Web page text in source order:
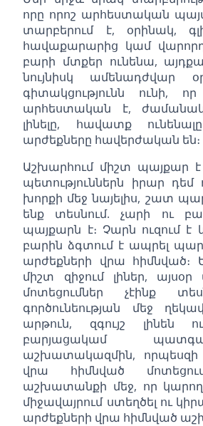
որը որոշ արհեստական
տարբերում է, օրինակ,
հավաքարարից կամ
բարի մտքեր ունենա,
նույնիսկ ամենադժվար
գիտակցությունն ունի,
արհեստական է,
լինելը, հավատք
արժեքները հավերժական են։
Աշխարհում միշտ պայքար է
պետություններն իրար
խորքի մեջ նայելիս, շատ
ենք տեսնում. չարի ու
պայքարն է։ Չարն ուզում է
բարին ձգտում է ապրել
արժեքների վրա հիմնված։
միշտ զիջում լիներ,
մոտեցումներ չէինք
գործունեության մեջ
արթուն, զգույշ լինեն
բարյացակամ
աշխատակազմին, որպեսզի
վրա հիմնված
աշխատանքի մեջ, որ
միջավայրում ստեղծել ու
արժեքների վրա հիմնված